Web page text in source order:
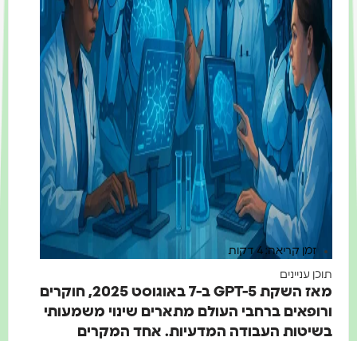
זמן קריאה: 4 דקות
עניינים
מאז השקת GPT-5 ב-7 באוגוסט 2025, חוקרים
ברחבי העולם מתארים שינוי משמעותי
העבודה המדעיות. אחד המקרים